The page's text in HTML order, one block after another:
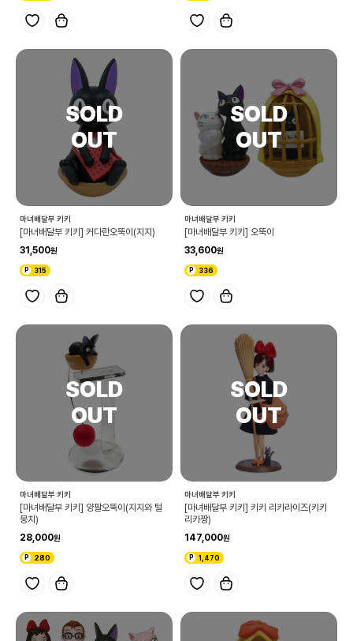
마녀배달부 키키
[마녀배달부 키키] 커다란오뚝이(지지)
31,500
315
마녀배달부 키키
[마녀배달부 키키] 오뚝이
33,600
336
마녀배달부 키키
[마녀배달부 키키] 양팔오뚝이(지지와 털
뭉치)
28,000
280
마녀배달부 키키
[마녀배달부 키키] 키키 리카라이즈(키키
리카짱)
147,000
1,470